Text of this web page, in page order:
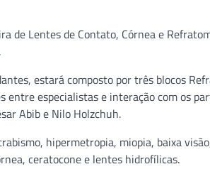
de Lentes de Contato, Córnea e
estará composto por três blocos
entre especialistas e interação com os
Abib e Nilo Holzchuh.
hipermetropia, miopia, baixa
ceratocone e lentes hidrofílicas.